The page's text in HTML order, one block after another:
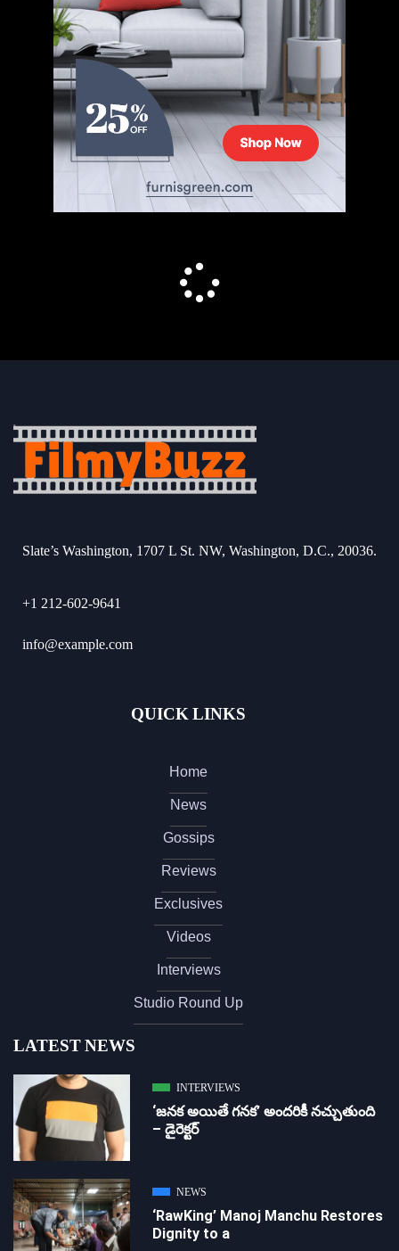
Slate’s Washington, 1707 L St. NW, Washington, D.C., 20036.
+1 212-602-9641
info@example.com
QUICK LINKS
Home
News
Gossips
Reviews
Exclusives
Videos
Interviews
Studio Round Up
LATEST NEWS
INTERVIEWS
‘జ‌న‌క అయితే గ‌న‌క‌’ అందరికీ నచ్చుతుంది
– డైరెక్ట‌ర్
NEWS
‘RawKing’ Manoj Manchu Restores
Dignity to a